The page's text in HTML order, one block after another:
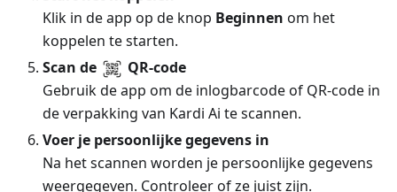
Klik in de app op de knop Beginnen om het
koppelen te starten.
Scan de
QR-code
Gebruik de app om de inlogbarcode of QR-code in
de verpakking van Kardi Ai te scannen.
Voer je persoonlijke gegevens in
Na het scannen worden je persoonlijke gegevens
weergegeven. Controleer of ze juist zijn.